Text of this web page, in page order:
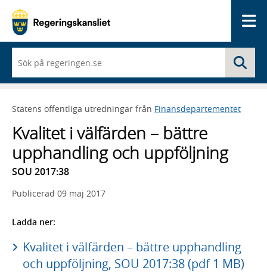
du
börjar
skriva
framträder
lista
med
sökförslag
Statens offentliga utredningar från Finansdepartementet
Kvalitet i välfärden – bättre
upphandling och uppföljning
SOU 2017:38
Publicerad 09 maj 2017
Ladda ner:
Kvalitet i välfärden – bättre upphandling
och uppföljning, SOU 2017:38 (pdf 1 MB)